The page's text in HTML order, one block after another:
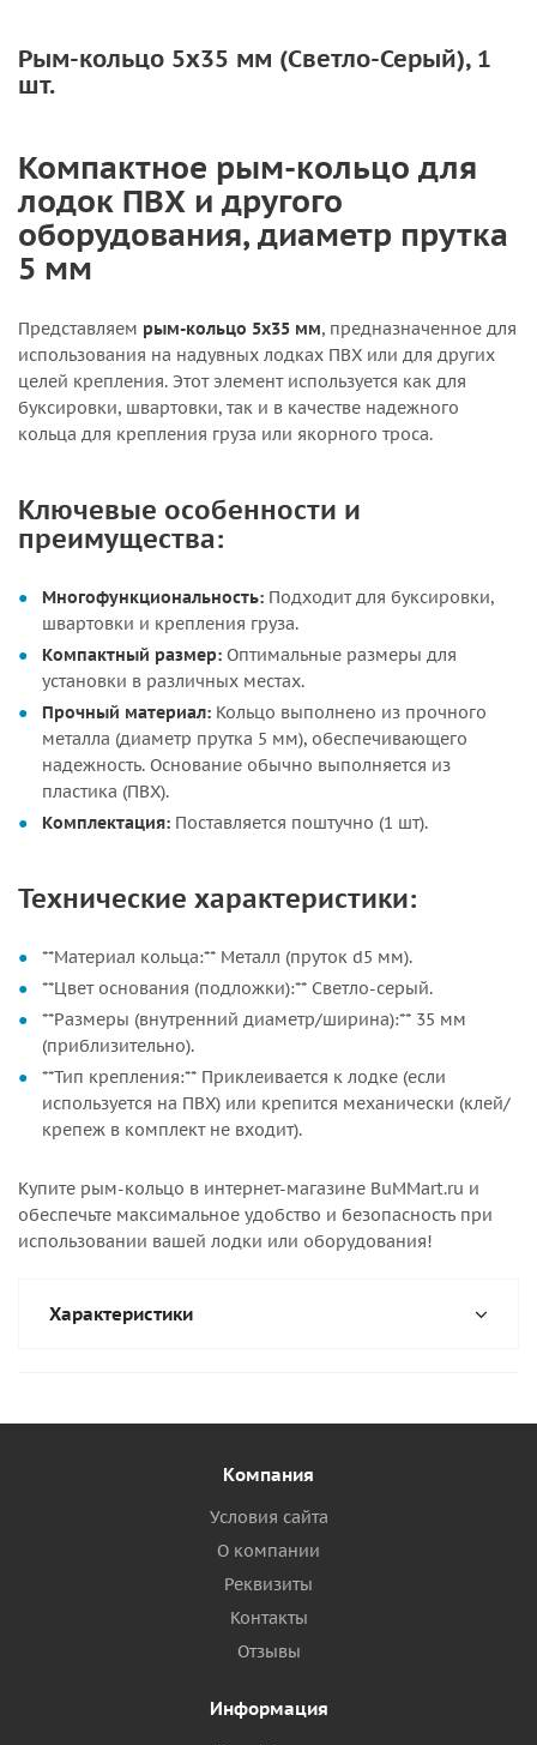
Рым-кольцо 5х35 мм (Светло-Серый), 1
шт.
Компактное рым-кольцо для
лодок ПВХ и другого
оборудования, диаметр прутка
5 мм
Представляем рым-кольцо 5х35 мм, предназначенное для
использования на надувных лодках ПВХ или для других
целей крепления. Этот элемент используется как для
буксировки, швартовки, так и в качестве надежного
кольца для крепления груза или якорного троса.
Ключевые особенности и
преимущества:
Многофункциональность: Подходит для буксировки,
швартовки и крепления груза.
Компактный размер: Оптимальные размеры для
установки в различных местах.
Прочный материал: Кольцо выполнено из прочного
металла (диаметр прутка 5 мм), обеспечивающего
надежность. Основание обычно выполняется из
пластика (ПВХ).
Комплектация: Поставляется поштучно (1 шт).
Технические характеристики:
**Материал кольца:** Металл (пруток d5 мм).
**Цвет основания (подложки):** Светло-серый.
**Размеры (внутренний диаметр/ширина):** 35 мм
(приблизительно).
**Тип крепления:** Приклеивается к лодке (если
используется на ПВХ) или крепится механически (клей/
крепеж в комплект не входит).
Купите рым-кольцо в интернет-магазине BuMMart.ru и
обеспечьте максимальное удобство и безопасность при
использовании вашей лодки или оборудования!
Характеристики
Компания
Условия сайта
О компании
Реквизиты
Контакты
Отзывы
Информация